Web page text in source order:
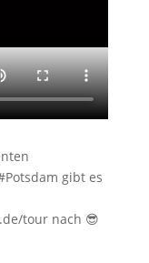
gibt es
tour nach 😎